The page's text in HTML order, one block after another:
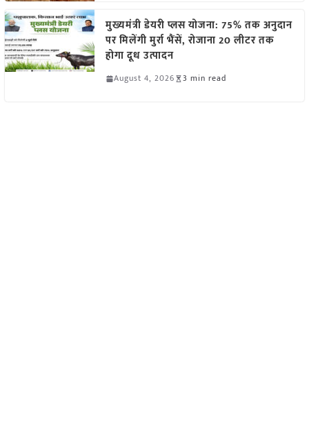
मुख्यमंत्री डेयरी प्लस योजना: 75% तक अनुदान
पर मिलेंगी मुर्रा भैंसें, रोजाना 20 लीटर तक
होगा दूध उत्पादन
August 4, 2026 3 min read